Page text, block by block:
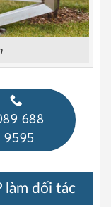
688
9595
làm đối tác